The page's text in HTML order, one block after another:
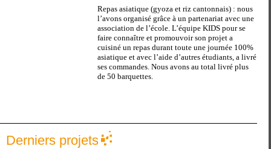
Repas asiatique (gyoza et riz cantonnais) : nous
l’avons organisé grâce à un partenariat avec une
association de l’école. L’équipe KIDS pour se
faire connaître et promouvoir son projet a
cuisiné un repas durant toute une journée 100%
asiatique et avec l’aide d’autres étudiants, a livré
ses commandes. Nous avons au total livré plus
de 50 barquettes.
Derniers projets